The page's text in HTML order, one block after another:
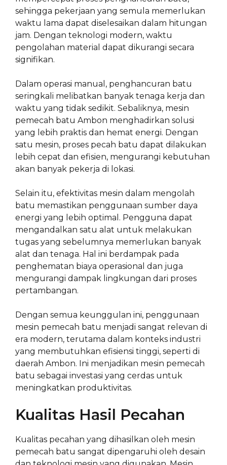
sehingga pekerjaan yang semula memerlukan
waktu lama dapat diselesaikan dalam hitungan
jam. Dengan teknologi modern, waktu
pengolahan material dapat dikurangi secara
signifikan.
Dalam operasi manual, penghancuran batu
seringkali melibatkan banyak tenaga kerja dan
waktu yang tidak sedikit. Sebaliknya, mesin
pemecah batu Ambon menghadirkan solusi
yang lebih praktis dan hemat energi. Dengan
satu mesin, proses pecah batu dapat dilakukan
lebih cepat dan efisien, mengurangi kebutuhan
akan banyak pekerja di lokasi.
Selain itu, efektivitas mesin dalam mengolah
batu memastikan penggunaan sumber daya
energi yang lebih optimal. Pengguna dapat
mengandalkan satu alat untuk melakukan
tugas yang sebelumnya memerlukan banyak
alat dan tenaga. Hal ini berdampak pada
penghematan biaya operasional dan juga
mengurangi dampak lingkungan dari proses
pertambangan.
Dengan semua keunggulan ini, penggunaan
mesin pemecah batu menjadi sangat relevan di
era modern, terutama dalam konteks industri
yang membutuhkan efisiensi tinggi, seperti di
daerah Ambon. Ini menjadikan mesin pemecah
batu sebagai investasi yang cerdas untuk
meningkatkan produktivitas.
Kualitas Hasil Pecahan
Kualitas pecahan yang dihasilkan oleh mesin
pemecah batu sangat dipengaruhi oleh desain